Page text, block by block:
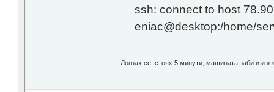
ssh: connect to host
eniac@desktop:/home/
Логнах се, стоях 5 минути, машината заби и